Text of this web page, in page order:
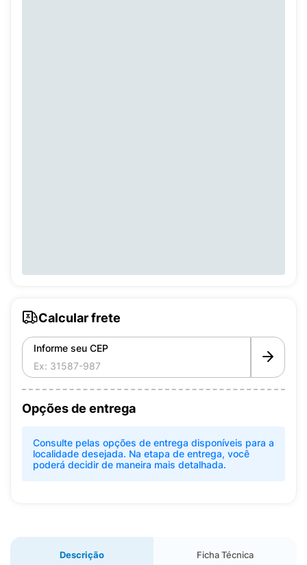
Calcular frete
Informe seu CEP
Opções de entrega
Consulte pelas opções de entrega disponíveis para a
localidade desejada. Na etapa de entrega, você
poderá decidir de maneira mais detalhada.
Descrição Ficha Técnica